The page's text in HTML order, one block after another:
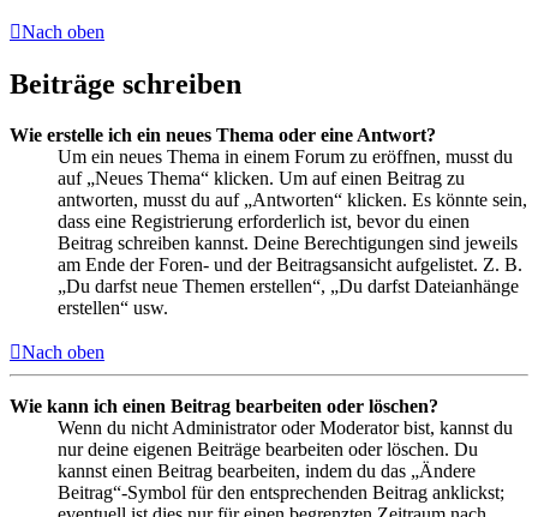
Nach oben
Beiträge schreiben
Wie erstelle ich ein neues Thema oder eine Antwort?
Um ein neues Thema in einem Forum zu eröffnen, musst du
auf „Neues Thema“ klicken. Um auf einen Beitrag zu
antworten, musst du auf „Antworten“ klicken. Es könnte sein,
dass eine Registrierung erforderlich ist, bevor du einen
Beitrag schreiben kannst. Deine Berechtigungen sind jeweils
am Ende der Foren- und der Beitragsansicht aufgelistet. Z. B.
„Du darfst neue Themen erstellen“, „Du darfst Dateianhänge
erstellen“ usw.
Nach oben
Wie kann ich einen Beitrag bearbeiten oder löschen?
Wenn du nicht Administrator oder Moderator bist, kannst du
nur deine eigenen Beiträge bearbeiten oder löschen. Du
kannst einen Beitrag bearbeiten, indem du das „Ändere
Beitrag“-Symbol für den entsprechenden Beitrag anklickst;